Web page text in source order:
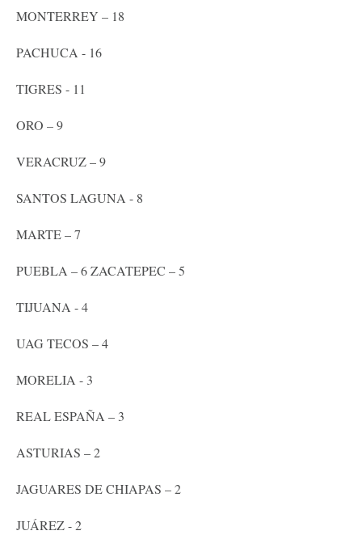
MONTERREY – 18
PACHUCA - 16
TIGRES - 11
ORO – 9
VERACRUZ – 9
SANTOS LAGUNA - 8
MARTE – 7
PUEBLA – 6 ZACATEPEC – 5
TIJUANA - 4
UAG TECOS – 4
MORELIA - 3
REAL ESPAÑA – 3
ASTURIAS – 2
JAGUARES DE CHIAPAS – 2
JUÁREZ - 2